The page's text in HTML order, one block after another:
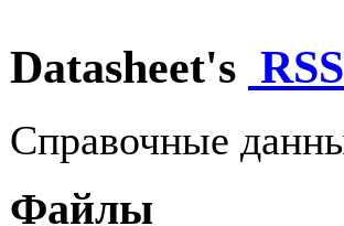
Datasheet's RSS
Справочные
Файлы